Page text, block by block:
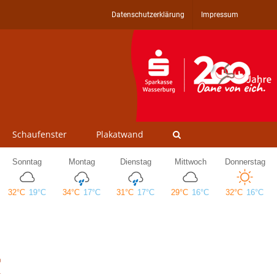
Datenschutzerklärung Impressum
Schaufenster Plakatwand